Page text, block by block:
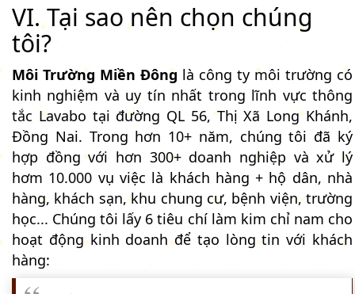
VI. Tại sao nên chọn chúng
tôi?
Môi Trường Miền Đông là công ty môi trường có
kinh nghiệm và uy tín nhất trong lĩnh vực thông
tắc Lavabo tại đường QL 56, Thị Xã Long Khánh,
Đồng Nai. Trong hơn 10+ năm, chúng tôi đã ký
hợp đồng với hơn 300+ doanh nghiệp và xử lý
hơm 10.000 vụ việc là khách hàng + hộ dân, nhà
hàng, khách sạn, khu chung cư, bệnh viện, trường
học... Chúng tôi lấy 6 tiêu chí làm kim chỉ nam cho
hoạt động kinh doanh để tạo lòng tin với khách
hàng: